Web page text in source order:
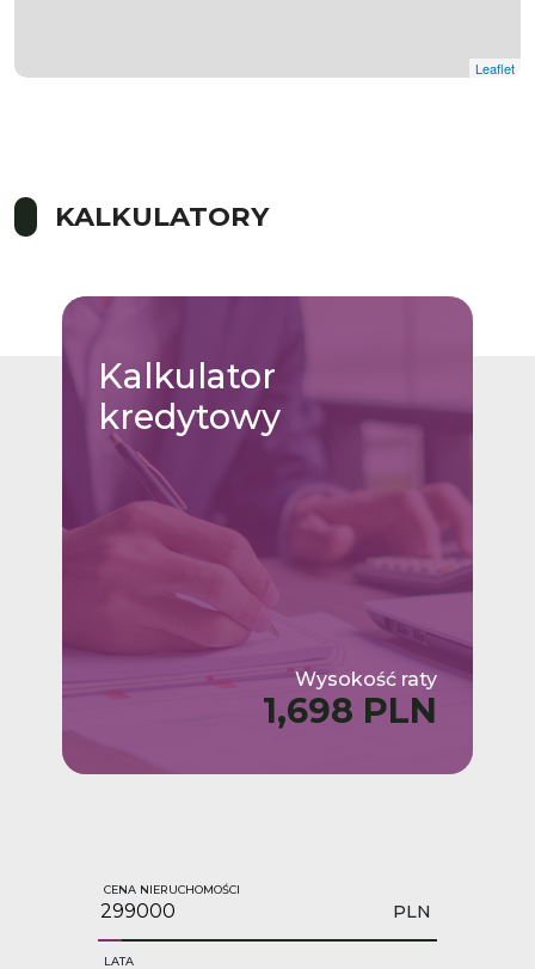
Leaflet
KALKULATORY
Kalkulator
kredytowy
Wysokość raty
1,698 PLN
CENA NIERUCHOMOŚCI
PLN
LATA